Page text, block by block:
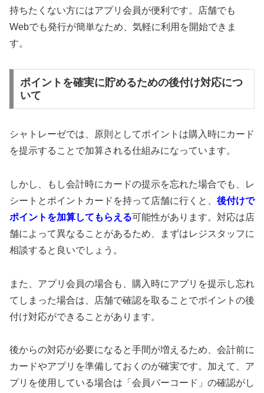
持ちたくない方にはアプリ会員が便利です。店舗でも
Webでも発行が簡単なため、気軽に利用を開始できま
す。
ポイントを確実に貯めるための後付け対応につ
いて
シャトレーゼでは、原則としてポイントは購入時にカード
を提示することで加算される仕組みになっています。
しかし、もし会計時にカードの提示を忘れた場合でも、レ
シートとポイントカードを持って店舗に行くと、 後付けで
ポイントを加算してもらえる可能性があります。対応は店
舗によって異なることがあるため、まずはレジスタッフに
相談すると良いでしょう。
また、アプリ会員の場合も、購入時にアプリを提示し忘れ
てしまった場合は、店舗で確認を取ることでポイントの後
付け対応ができることがあります。
後からの対応が必要になると手間が増えるため、会計前に
カードやアプリを準備しておくのが確実です。加えて、ア
プリを使用している場合は「会員バーコード」の確認がし